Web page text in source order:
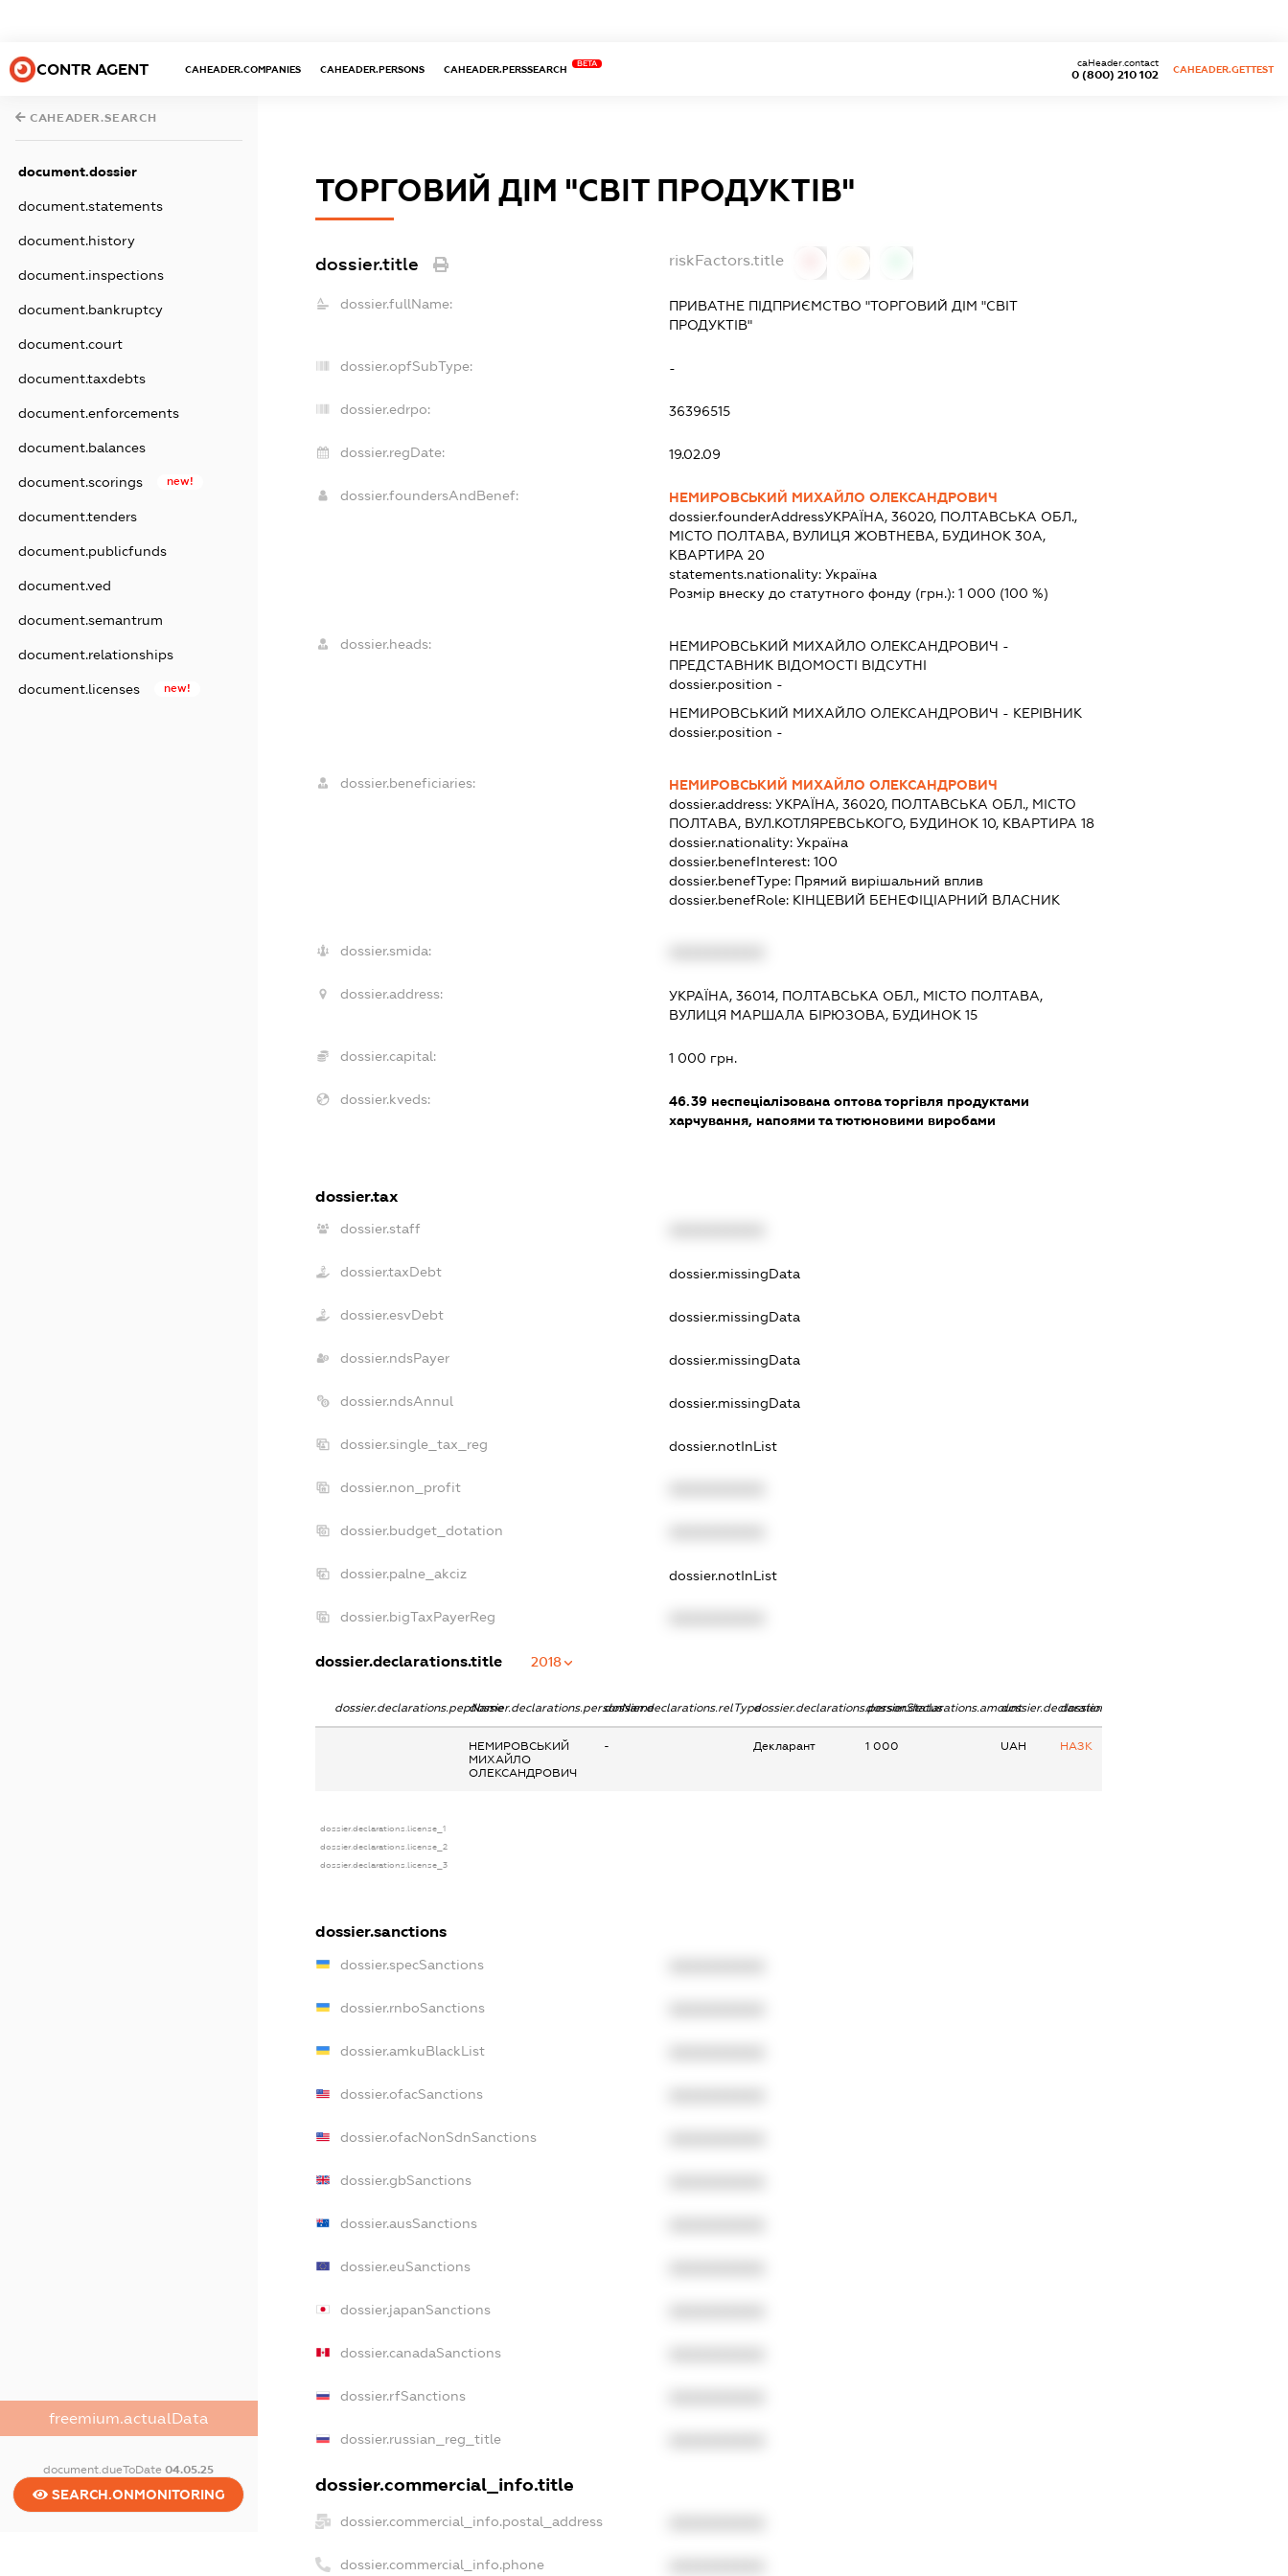
CONTR AGENT CAHEADER.COMPANIES CAHEADER.PERSONS CAHEADER.PERSSEARCH
BETA
0 (800) 210 102
caHeader.contact
CAHEADER.GETTEST
CAHEADER.SEARCH
document.dossier
document.statements
document.history
document.inspections
document.bankruptcy
document.court
document.taxdebts
document.enforcements
document.balances
document.scorings new!
document.tenders
document.publicfunds
document.ved
document.semantrum
document.relationships
document.licenses new!
freemium.actualData
document.dueToDate04.05.25
SEARCH.ONMONITORING
ТОРГОВИЙ ДІМ "СВІТ ПРОДУКТІВ"
dossier.title riskFactors.title
dossier.fullName:
ПРИВАТНЕ ПІДПРИЄМСТВО "ТОРГОВИЙ ДІМ "СВІТ
ПРОДУКТІВ"
dossier.opfSubType: -
dossier.edrpo: 36396515
dossier.regDate: 19.02.09
dossier.foundersAndBenef:
НЕМИРОВСЬКИЙ МИХАЙЛО ОЛЕКСАНДРОВИЧ
dossier.founderAddressУКРАЇНА, 36020, ПОЛТАВСЬКА ОБЛ.,
МІСТО ПОЛТАВА, ВУЛИЦЯ ЖОВТНЕВА, БУДИНОК 30А,
КВАРТИРА 20
statements.nationality:Україна
Розмір внеску до статутного фонду (грн.):1 000 (100 %)
dossier.heads: НЕМИРОВСЬКИЙ МИХАЙЛО ОЛЕКСАНДРОВИЧ -
ПРЕДСТАВНИК ВІДОМОСТІ ВІДСУТНІ
dossier.position -
НЕМИРОВСЬКИЙ МИХАЙЛО ОЛЕКСАНДРОВИЧ - КЕРІВНИК
dossier.position -
dossier.beneficiaries:
НЕМИРОВСЬКИЙ МИХАЙЛО ОЛЕКСАНДРОВИЧ
dossier.address:УКРАЇНА, 36020, ПОЛТАВСЬКА ОБЛ., МІСТО
ПОЛТАВА, ВУЛ.КОТЛЯРЕВСЬКОГО, БУДИНОК 10, КВАРТИРА 18
dossier.nationality:Україна
dossier.benefInterest:100
dossier.benefType: Прямий вирішальний вплив
dossier.benefRole: КІНЦЕВИЙ БЕНЕФІЦІАРНИЙ ВЛАСНИК
dossier.smida:
dossier.address:
УКРАЇНА, 36014, ПОЛТАВСЬКА ОБЛ., МІСТО ПОЛТАВА,
ВУЛИЦЯ МАРШАЛА БІРЮЗОВА, БУДИНОК 15
dossier.capital: 1 000 грн.
dossier.kveds: 46.39 неспеціалізована оптова торгівля продуктами
харчування, напоями та тютюновими виробами
dossier.tax
dossier.staff
dossier.taxDebt dossier.missingData
dossier.esvDebt dossier.missingData
dossier.ndsPayer dossier.missingData
dossier.ndsAnnul dossier.missingData
dossier.single_tax_reg dossier.notInList
dossier.non_profit
dossier.budget_dotation
dossier.palne_akciz dossier.notInList
dossier.bigTaxPayerReg
dossier.declarations.title 2018
dossier.declarations.pepNamedossier.declarations.personNamedossier.declarations.relTypedossier.declarations.personStatusdossier.declarations.amountdossier.declarations.currency
dossier.declarations.source
НЕМИРОВСЬКИЙ
МИХАЙЛО
ОЛЕКСАНДРОВИЧ
- Декларант 1 000 UAH НАЗК
dossier.declarations.license_1
dossier.declarations.license_2
dossier.declarations.license_3
dossier.sanctions
dossier.specSanctions
dossier.rnboSanctions
dossier.amkuBlackList
dossier.ofacSanctions
dossier.ofacNonSdnSanctions
dossier.gbSanctions
dossier.ausSanctions
dossier.euSanctions
dossier.japanSanctions
dossier.canadaSanctions
dossier.rfSanctions
dossier.russian_reg_title
dossier.commercial_info.title
dossier.commercial_info.postal_address
dossier.commercial_info.phone